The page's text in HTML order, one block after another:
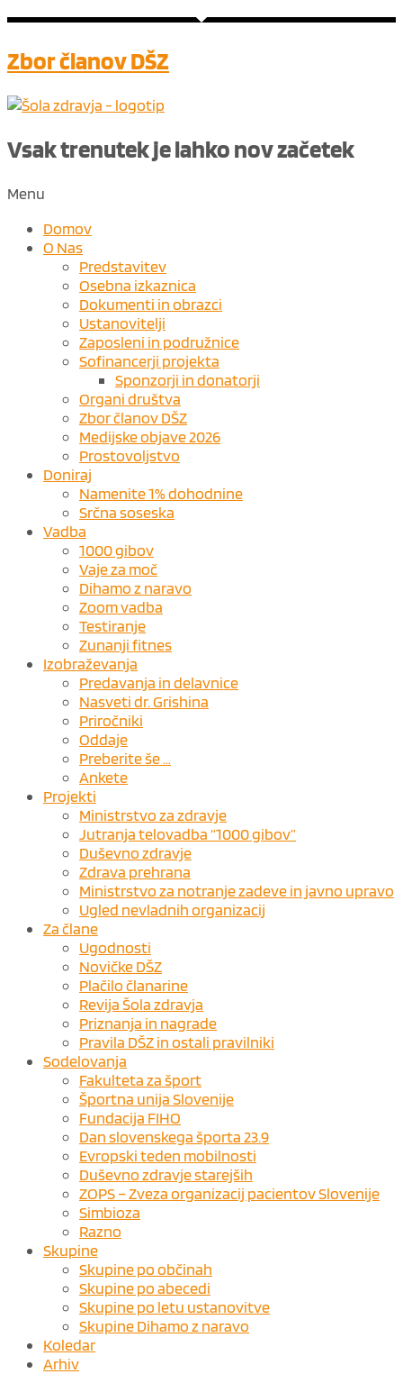
Zbor članov DŠZ
Vsak trenutek je lahko nov ​začetek
Menu
Domov
O Nas
Predstavitev
Osebna izkaznica
Dokumenti in obrazci
Ustanovitelji
Zaposleni in podružnice
Sofinancerji projekta
Sponzorji in donatorji
Organi društva
Zbor članov DŠZ
Medijske objave 2026
Prostovoljstvo
Doniraj
Namenite 1% dohodnine
Srčna soseska
Vadba
1000 gibov
Vaje za moč
Dihamo z naravo
Zoom vadba
Testiranje
Zunanji fitnes
Izobraževanja
Predavanja in delavnice
Nasveti dr. Grishina
Priročniki
Oddaje
Preberite še …
Ankete
Projekti
Ministrstvo za zdravje
Jutranja telovadba “1000 gibov”
Duševno zdravje
Zdrava prehrana
Ministrstvo za notranje zadeve in javno upravo
Ugled nevladnih organizacij
Za člane
Ugodnosti
Novičke DŠZ
Plačilo članarine
Revija Šola zdravja
Priznanja in nagrade
Pravila DŠZ in ostali pravilniki
Sodelovanja
Fakulteta za šport
Športna unija Slovenije
Fundacija FIHO
Dan slovenskega športa 23.9
Evropski teden mobilnosti
Duševno zdravje starejših
ZOPS – Zveza organizacij pacientov Slovenije
Simbioza
Razno
Skupine
Skupine po občinah
Skupine po abecedi
Skupine po letu ustanovitve
Skupine Dihamo z naravo
Koledar
Arhiv